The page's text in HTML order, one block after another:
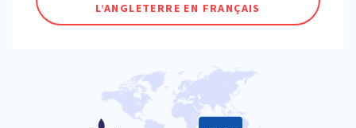
L’ANGLETERRE EN FRANÇAIS